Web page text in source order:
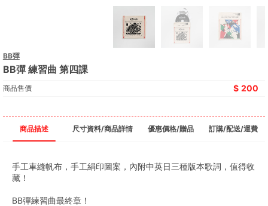
BB彈
BB彈 練習曲 第四課
商品售價 200
商品描述 尺寸資料/商品詳情 優惠價格/贈品 訂購/配送/運費
手工車縫帆布，手工絹印圖案，內附中英日三種版本歌詞，值得收
藏！
BB彈練習曲最終章！